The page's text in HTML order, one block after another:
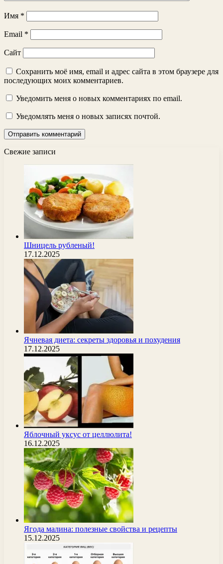
Имя *
Email *
Сайт
Сохранить моё имя, email и адрес сайта в этом браузере для
последующих моих комментариев.
Уведомить меня о новых комментариях по email.
Уведомлять меня о новых записях почтой.
Свежие записи
Шницель рубленый!
17.12.2025
Ячневая диета: секреты здоровья и похудения
17.12.2025
Яблочный уксус от целлюлита!
16.12.2025
Ягода малина: полезные свойства и рецепты
15.12.2025